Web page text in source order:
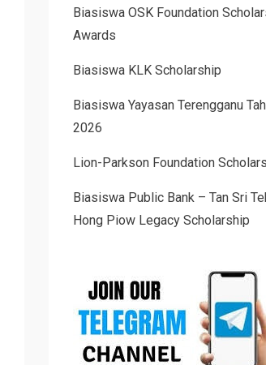
Biasiswa OSK Foundation
Awards
Biasiswa KLK Scholarship
Biasiswa Yayasan Terengganu
2026
Lion-Parkson Foundation
Biasiswa Public Bank – Tan Sri
Hong Piow Legacy Scholarship